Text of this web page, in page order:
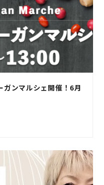
ガンマルシェ開催！6月